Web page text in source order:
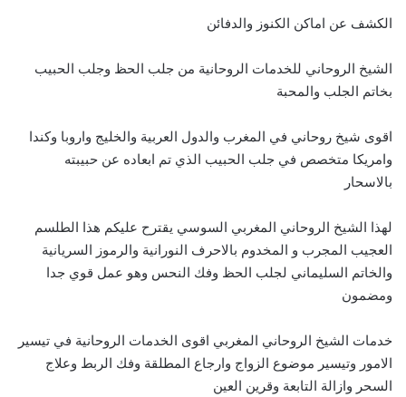
الكشف عن اماكن الكنوز والدفائن
الشيخ الروحاني للخدمات الروحانية من جلب الحظ وجلب الحبيب
بخاتم الجلب والمحبة
اقوى شيخ روحاني في المغرب والدول العربية والخليج واروبا وكندا
وامريكا متخصص في جلب الحبيب الذي تم ابعاده عن حبيبته
بالاسحار
لهذا الشيخ الروحاني المغربي السوسي يقترح عليكم هذا الطلسم
العجيب المجرب و المخدوم بالاحرف النورانية والرموز السريانية
والخاتم السليماني لجلب الحظ وفك النحس وهو عمل قوي جدا
ومضمون
خدمات الشيخ الروحاني المغربي اقوى الخدمات الروحانية في تيسير
الامور وتيسير موضوع الزواج وارجاع المطلقة وفك الربط وعلاج
السحر وازالة التابعة وقرين العين